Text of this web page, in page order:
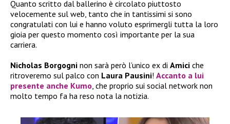
Quanto scritto dal ballerino è circolato piuttosto
velocemente sul web, tanto che in tantissimi si sono
congratulati con lui e hanno voluto esprimergli tutta la loro
gioia per questo momento così importante per la sua
carriera.
Nicholas Borgogni non sarà però l’unico ex di Amici che
ritroveremo sul palco con Laura Pausini! Accanto a lui
presente anche Kumo, che proprio sui social network non
molto tempo fa ha reso nota la notizia.